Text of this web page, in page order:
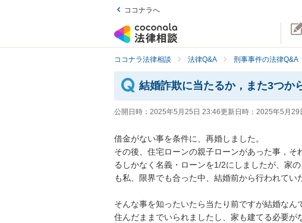
ココナラへ
ココナラ法律相談 法律Q&A 刑事事件の法律Q&A
結婚詐欺に当たるか，また3つか
公開日時： 2025年5月25日 23:46更新日時： 2025年5月29
借金がない事を条件に、再婚しました。
その後、住宅ローンの親子ローンがあった事，
るしかなく名義・ローンを1/2にしましたが、家
も私、限界でも合った中、結婚前から行われてい
そんな事を知ったいたら当たり前ですが結婚な
住んだままでいられましたし、家も建てる必要が